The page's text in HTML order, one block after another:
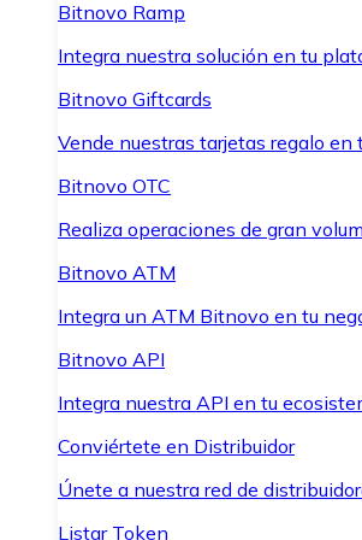
Bitnovo Ramp
Integra nuestra solución en tu
Bitnovo Giftcards
Vende nuestras tarjetas regalo en
Bitnovo OTC
Realiza operaciones de gran
Bitnovo ATM
Integra un ATM Bitnovo en tu
Bitnovo API
Integra nuestra API en tu
Conviértete en Distribuidor
Únete a nuestra red de
Listar Token